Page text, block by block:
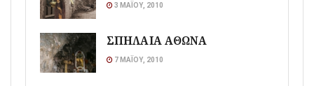
3 ΜΑΪ́ΟΥ, 2010
ΣΠΗΛΑΙΑ ΑΘΩΝΑ
7 ΜΑΪ́ΟΥ, 2010